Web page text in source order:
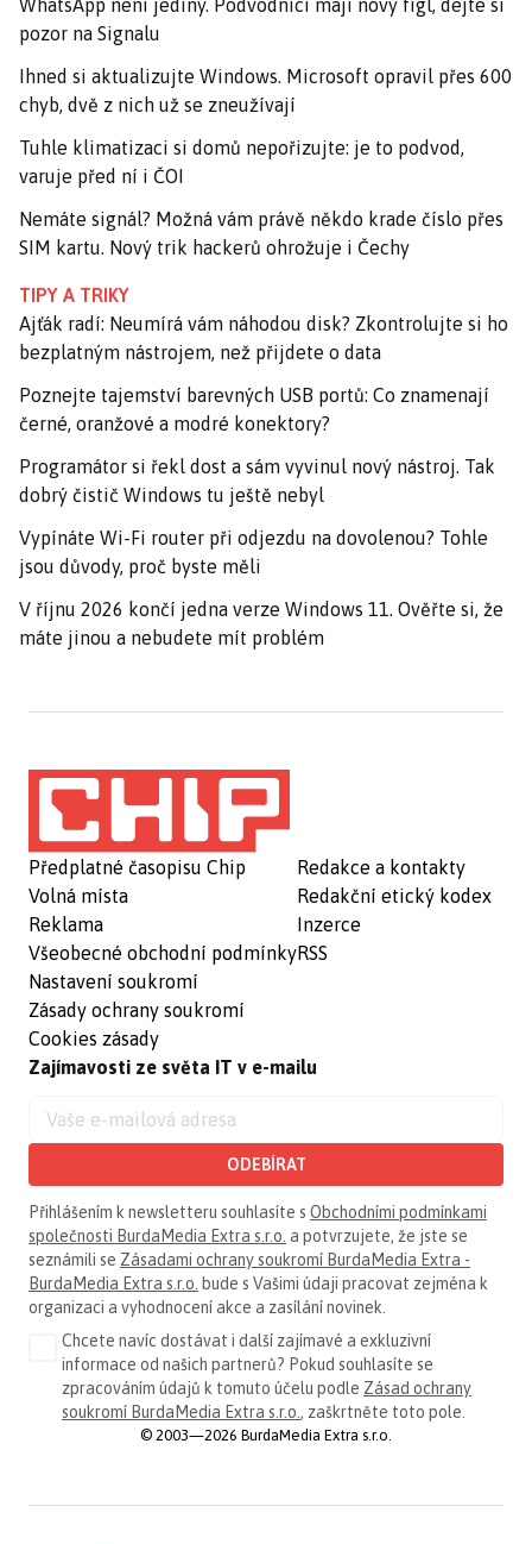
WhatsApp není jediný. Podvodníci mají nový fígl, dejte si
pozor na Signalu
Ihned si aktualizujte Windows. Microsoft opravil přes 600
chyb, dvě z nich už se zneužívají
Tuhle klimatizaci si domů nepořizujte: je to podvod,
varuje před ní i ČOI
Nemáte signál? Možná vám právě někdo krade číslo přes
SIM kartu. Nový trik hackerů ohrožuje i Čechy
TIPY A TRIKY
Ajťák radí: Neumírá vám náhodou disk? Zkontrolujte si ho
bezplatným nástrojem, než přijdete o data
Poznejte tajemství barevných USB portů: Co znamenají
černé, oranžové a modré konektory?
Programátor si řekl dost a sám vyvinul nový nástroj. Tak
dobrý čistič Windows tu ještě nebyl
Vypínáte Wi-Fi router při odjezdu na dovolenou? Tohle
jsou důvody, proč byste měli
V říjnu 2026 končí jedna verze Windows 11. Ověřte si, že
máte jinou a nebudete mít problém
Předplatné časopisu Chip
Volná místa
Reklama
Všeobecné obchodní podmínky
Nastavení soukromí
Zásady ochrany soukromí
Cookies zásady
Redakce a kontakty
Redakční etický kodex
Inzerce
RSS
Zajímavosti ze světa IT v e-mailu
ODEBÍRAT
Přihlášením k newsletteru souhlasíte s Obchodními podmínkami
společnosti BurdaMedia Extra s.r.o. a potvrzujete, že jste se
seznámili se Zásadami ochrany soukromí BurdaMedia Extra -
BurdaMedia Extra s.r.o. bude s Vašimi údaji pracovat zejména k
organizaci a vyhodnocení akce a zasílání novinek.
Chcete navíc dostávat i další zajímavé a exkluzivní
informace od našich partnerů? Pokud souhlasíte se
zpracováním údajů k tomuto účelu podle Zásad ochrany
soukromí BurdaMedia Extra s.r.o. , zaškrtněte toto pole.
© 2003—2026 BurdaMedia Extra s.r.o.